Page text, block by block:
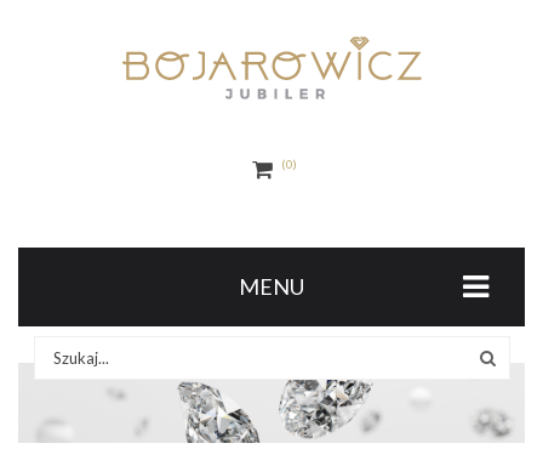
0
MENU